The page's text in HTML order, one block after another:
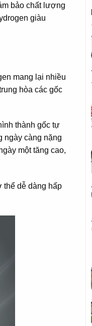
bảo chất lượng
giàu
mang lại nhiều
hòa các gốc
thành gốc tự
ngày càng nặng
một tăng cao,
thể dễ dàng hấp